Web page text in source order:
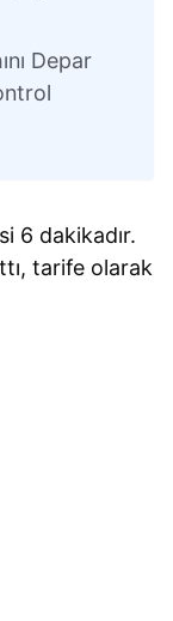
Depar
6 dakikadır.
tarife olarak